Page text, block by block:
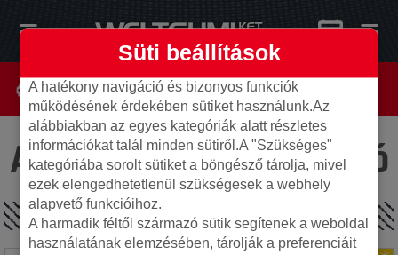
Az oldal nem található
SPECIÁLIS AJÁNLATOK
Süti beállítások
A hatékony navigáció és bizonyos funkciók
működésének érdekében sütiket használunk.Az
alábbiakban az egyes kategóriák alatt részletes
információkat talál minden sütiről.A "Szükséges"
kategóriába sorolt sütiket a böngésző tárolja, mivel
ezek elengedhetetlenül szükségesek a webhely
alapvető funkcióihoz.
A harmadik féltől származó sütik segítenek a weboldal
használatának elemzésében, tárolják a preferenciáit